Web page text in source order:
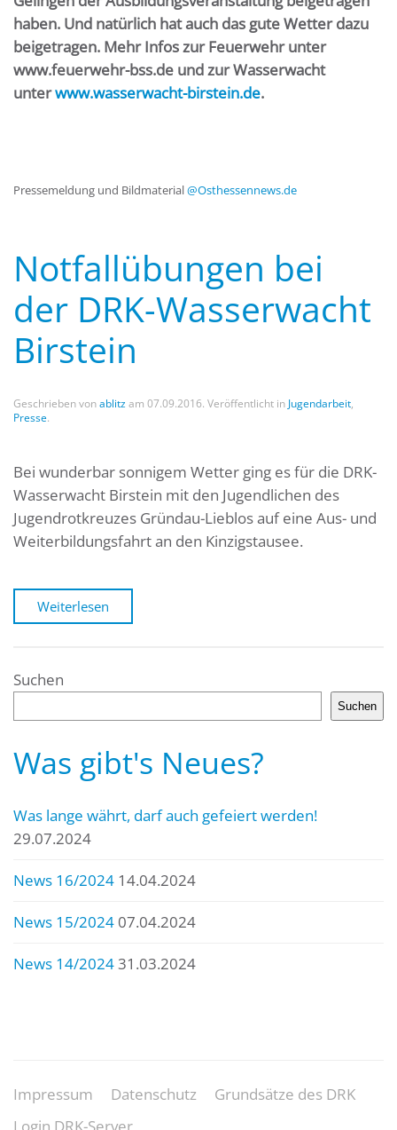
haben. Und natürlich hat auch das gute Wetter dazu
beigetragen. Mehr Infos zur Feuerwehr unter
www.feuerwehr-bss.de und zur Wasserwacht
unterwww.wasserwacht-birstein.de.
Pressemeldung und Bildmaterial@Osthessennews.de
Notfallübungen bei
der DRK-Wasserwacht
Birstein
Geschrieben vonablitzam 07.09.2016. Veröffentlicht in Jugendarbeit,
Presse.
Bei wunderbar sonnigem Wetter ging es für die DRK-
Wasserwacht Birstein mit den Jugendlichen des
Jugendrotkreuzes Gründau-Lieblos auf eine Aus- und
Weiterbildungsfahrt an den Kinzigstausee.
Weiterlesen
Suchen
Suchen
Was gibt's Neues?
Was lange währt, darf auch gefeiert werden!
29.07.2024
News 16/2024 14.04.2024
News 15/2024 07.04.2024
News 14/202431.03.2024
Impressum Datenschutz
Grundsätze des DRK
Login DRK-Server